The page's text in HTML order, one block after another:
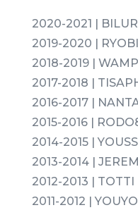
2020-2021 |
2019-2020 |
2018-2019 |
2017-2018 |
2016-2017 |
2015-2016 |
2014-2015 |
2013-2014 |
2012-2013 |
2011-2012 |